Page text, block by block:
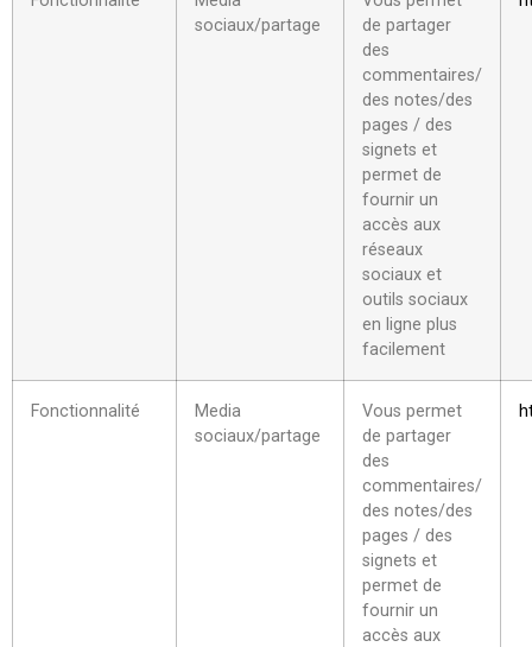
sociaux/partage
de partager
des
commentaires/
des notes/des
pages / des
signets et
permet de
fournir un
accès aux
réseaux
sociaux et
outils sociaux
en ligne plus
facilement
Fonctionnalité
Media
sociaux/partage
Vous permet
de partager
des
commentaires/
des notes/des
pages / des
signets et
permet de
fournir un
accès aux